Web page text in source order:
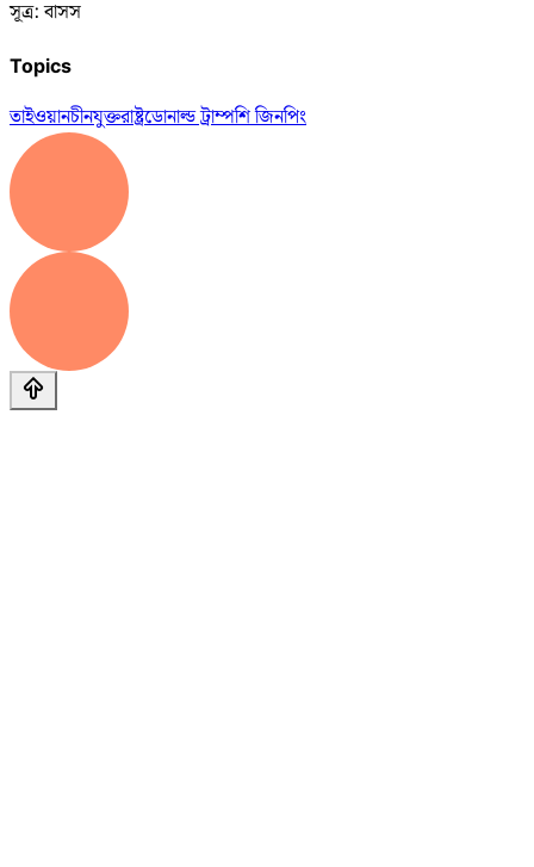
সূত্র: বাসস
Topics
তাইওয়ানচীনযুক্তরাষ্ট্রডোনাল্ড ট্রাম্পশি জিনপিং